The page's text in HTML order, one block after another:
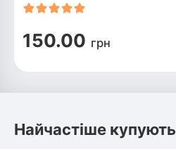
150.00 грн
Найчастіше купують